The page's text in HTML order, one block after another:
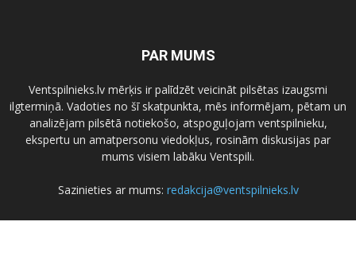
PAR MUMS
Ventspilnieks.lv mērķis ir palīdzēt veicināt pilsētas izaugsmi
ilgtermiņā. Vadoties no šī skatpunkta, mēs informējam, pētam un
analizējam pilsētā notiekošo, atspoguļojam ventspilnieku,
ekspertu un amatpersonu viedokļus, rosinām diskusijas par
mums visiem labāku Ventspili.
Sazinieties ar mums: redakcija@ventspilnieks.lv